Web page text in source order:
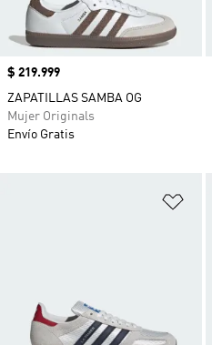
Precio
$ 219.999
ZAPATILLAS SAMBA OG
Mujer Originals
Envío Gratis